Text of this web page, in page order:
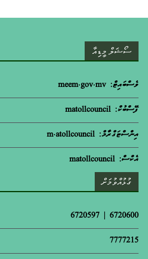
ސޯޝަލް މީޑިއާ
ވެސްބައިޓް: meem.gov.mv
ފޭސްބުކް: matollcouncil
އިންސްޓަގްރާމް: m.atollcouncil
އެކްސް: matollcouncil
ގުޅުއްވުމަށް
6720600 | 6720597
7777215